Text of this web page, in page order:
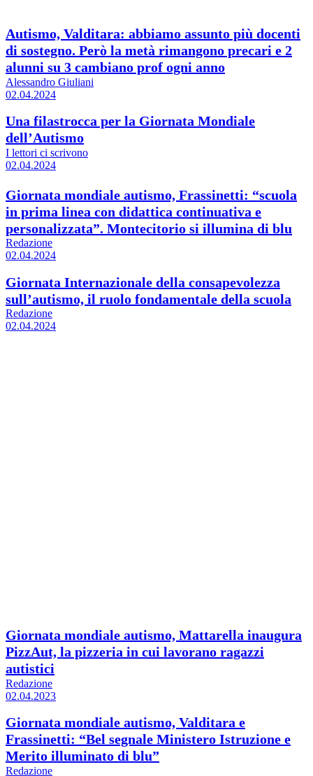
Autismo, Valditara: abbiamo assunto più docenti
di sostegno. Però la metà rimangono precari e 2
alunni su 3 cambiano prof ogni anno
Alessandro Giuliani
02.04.2024
Una filastrocca per la Giornata Mondiale
dell’Autismo
I lettori ci scrivono
02.04.2024
Giornata mondiale autismo, Frassinetti: “scuola
in prima linea con didattica continuativa e
personalizzata”. Montecitorio si illumina di blu
Redazione
02.04.2024
Giornata Internazionale della consapevolezza
sull’autismo, il ruolo fondamentale della scuola
Redazione
02.04.2024
Giornata mondiale autismo, Mattarella inaugura
PizzAut, la pizzeria in cui lavorano ragazzi
autistici
Redazione
02.04.2023
Giornata mondiale autismo, Valditara e
Frassinetti: “Bel segnale Ministero Istruzione e
Merito illuminato di blu”
Redazione